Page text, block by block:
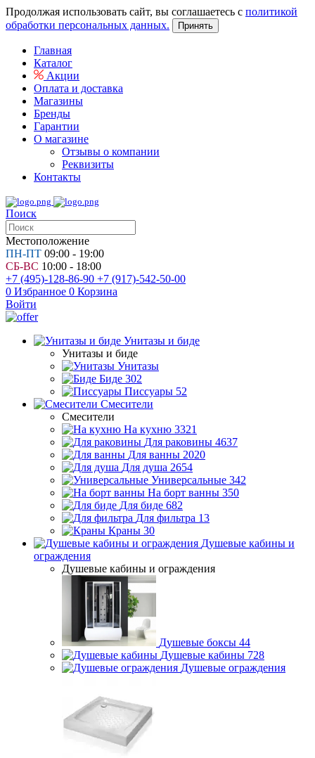
Продолжая использовать сайт, вы соглашаетесь с политикой
обработки персональных данных.
Принять
Главная
Каталог
Акции
Оплата и доставка
Магазины
Бренды
Гарантии
О магазине
Отзывы о компании
Реквизиты
Контакты
Поиск
Местоположение
ПН-ПТ 09:00 - 19:00
СБ-ВС 10:00 - 18:00
+7 (495)-128-86-90 +7 (917)-542-50-00
0 Избранное 0 Корзина
Войти
Унитазы и биде
Унитазы и биде
Унитазы
Биде 302
Писсуары 52
Смесители
Смесители
На кухню 3321
Для раковины 4637
Для ванны 2020
Для душа 2654
Универсальные 342
На борт ванны 350
Для биде 682
Для фильтра 13
Краны 30
Душевые кабины и
ограждения
Душевые кабины и ограждения
Душевые боксы 44
Душевые кабины 728
Душевые ограждения